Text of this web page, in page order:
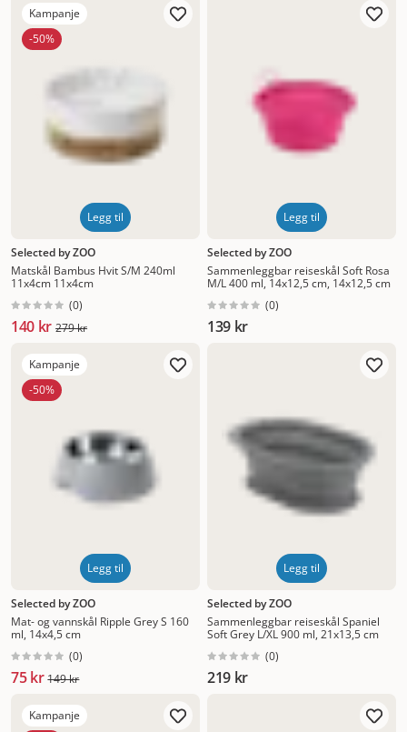
Kampanje
-50%
Legg til
Selected by ZOO
Matskål Bambus Hvit S/M 240ml
11x4cm 11x4cm
(0)
140 kr 279 kr
Legg til
Selected by ZOO
Sammenleggbar reiseskål Soft Rosa
M/L 400 ml, 14x12,5 cm, 14x12,5 cm
(0)
139 kr
Kampanje
-50%
Legg til
Selected by ZOO
Mat- og vannskål Ripple Grey S 160
ml, 14x4,5 cm
(0)
75 kr 149 kr
Legg til
Selected by ZOO
Sammenleggbar reiseskål Spaniel
Soft Grey L/XL 900 ml, 21x13,5 cm
(0)
219 kr
Kampanje